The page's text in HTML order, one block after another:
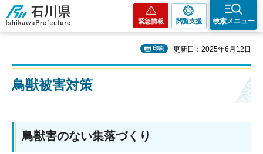
石川県
緊急情報 閲覧支援 検索メニュー
印刷 更新日：2025年6月12日
鳥獣被害対策
鳥獣害のない集落づくり